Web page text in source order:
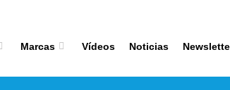
Marcas Vídeos Noticias